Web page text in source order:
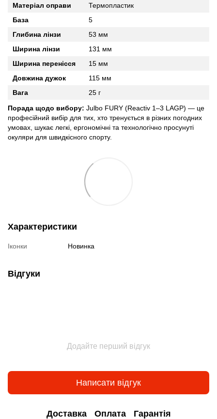
Матеріал оправи
Термопластик
База
5
Глибина лінзи
53 мм
Ширина лінзи
131 мм
Ширина перенісся
15 мм
Довжина дужок
115 мм
Вага
25 г
Порада щодо вибору: Julbo FURY (Reactiv 1–3 LAGP) — це
професійний вибір для тих, хто тренується в різних погодних
умовах, шукає легкі, ергономічні та технологічно просунуті
окуляри для швидкісного спорту.
Характеристики
Іконки Новинка
Відгуки
Додайте перший відгук
Написати відгук
Доставка Оплата Гарантія